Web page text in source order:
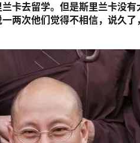
卡去留学。但是斯里兰卡没
两次他们觉得不相信，说久